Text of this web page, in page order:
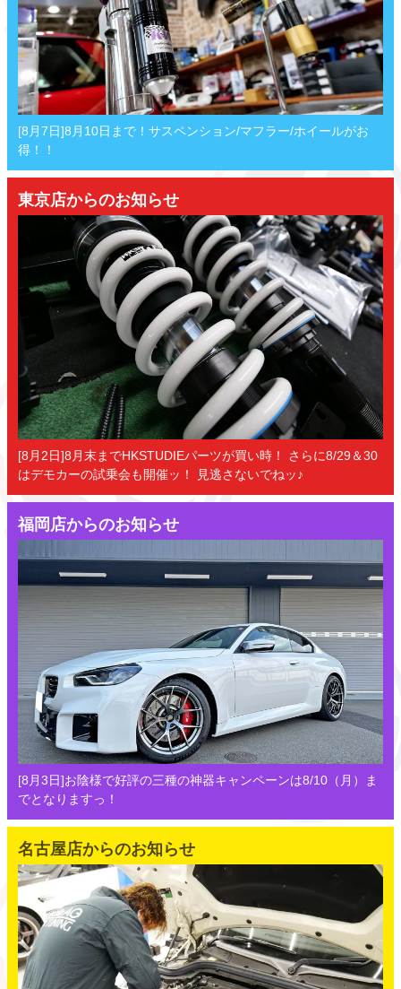
[8月7日]8月10日まで！サスペンション/マフラー/ホイールがお
得！！
東京店からのお知らせ
[8月2日]8月末までHKSTUDIEパーツが買い時！ さらに8/29＆30
はデモカーの試乗会も開催ッ！ 見逃さないでねッ♪
福岡店からのお知らせ
[8月3日]お陰様で好評の三種の神器キャンペーンは8/10（月）ま
でとなりますっ！
名古屋店からのお知らせ